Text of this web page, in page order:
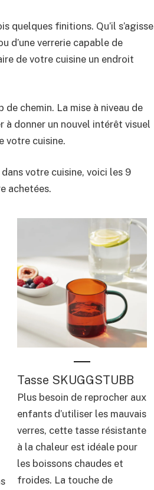
quelques finitions. Qu’il s’agisse
d’une verrerie capable de
de votre cuisine un endroit
chemin. La mise à niveau de
donner un nouvel intérêt visuel
votre cuisine.
votre cuisine, voici les 9
achetées.
Tasse SKUGGSTUBB
Plus besoin de reprocher aux
enfants d’utiliser les mauvais
verres, cette tasse résistante
à la chaleur est idéale pour
les boissons chaudes et
froides. La touche de